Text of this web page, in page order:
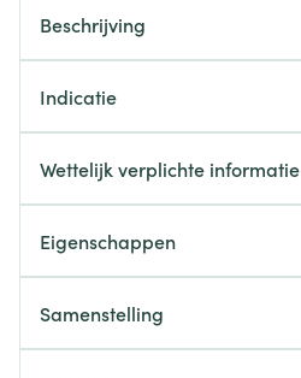
Beschrijving
Indicatie
Wettelijk verplichte informatie
Eigenschappen
Rijk aan eiwitten
Rijk aan vezels en vetarm
Samenstelling